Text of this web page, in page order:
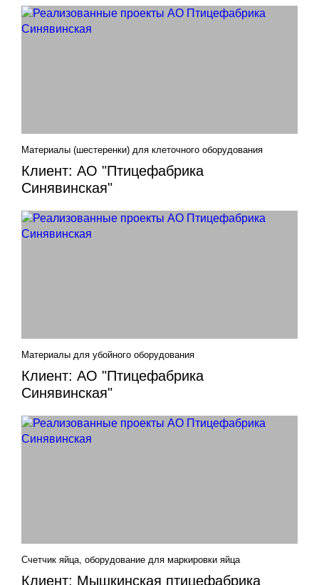
Клиент: АО "Птицефабрика
Синявинская"
Материалы (шестеренки) для клеточного оборудования
Клиент: АО "Птицефабрика
Синявинская"
Материалы для убойного оборудования
Клиент: Мышкинская птицефабрика
Счетчик яйца, оборудование для маркировки яйца